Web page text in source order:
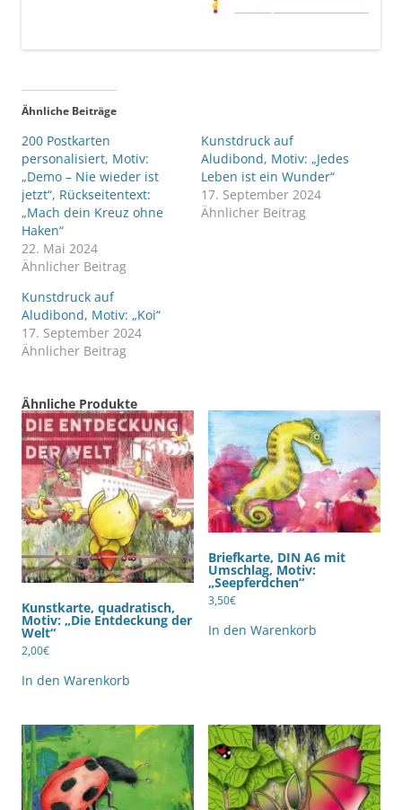
Ähnliche Beiträge
200 Postkarten
personalisiert, Motiv:
„Demo – Nie wieder ist
jetzt“, Rückseitentext:
„Mach dein Kreuz ohne
Haken“
22. Mai 2024
Ähnlicher Beitrag
Kunstdruck auf
Aludibond, Motiv: „Jedes
Leben ist ein Wunder“
17. September 2024
Ähnlicher Beitrag
Kunstdruck auf
Aludibond, Motiv: „Koi“
17. September 2024
Ähnlicher Beitrag
Ähnliche Produkte
Kunstkarte, quadratisch,
Motiv: „Die Entdeckung der
Welt“
2,00€
In den Warenkorb
Briefkarte, DIN A6 mit
Umschlag, Motiv:
„Seepferdchen“
3,50€
In den Warenkorb